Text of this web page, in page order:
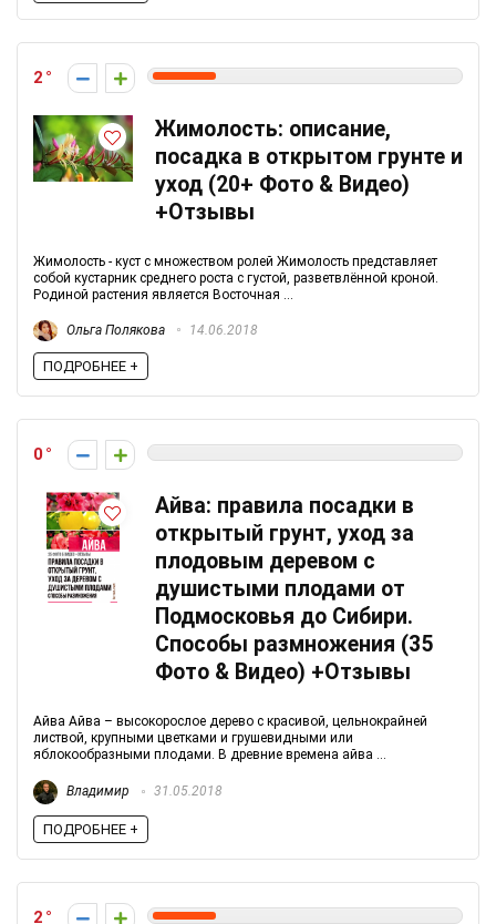
2
Жимолость: описание,
посадка в открытом грунте и
уход (20+ Фото & Видео)
+Отзывы
Жимолость - куст с множеством ролей Жимолость представляет
собой кустарник среднего роста с густой, разветвлённой кроной.
Родиной растения является Восточная ...
Ольга Полякова 14.06.2018
ПОДРОБНЕЕ +
0
Айва: правила посадки в
открытый грунт, уход за
плодовым деревом с
душистыми плодами от
Подмосковья до Сибири.
Способы размножения (35
Фото & Видео) +Отзывы
Айва Айва – высокорослое дерево с красивой, цельнокрайней
листвой, крупными цветками и грушевидными или
яблокообразными плодами. В древние времена айва ...
Владимир 31.05.2018
ПОДРОБНЕЕ +
2